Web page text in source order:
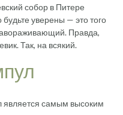
собор в Питере
уверены — это того
Правда,
Так, на всякий.
самым высоким